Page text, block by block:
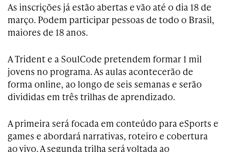
As inscrições já estão abertas e vão até o dia 18 de
março. Podem participar pessoas de todo o Brasil,
maiores de 18 anos.
A Trident e a SoulCode pretendem formar 1 mil
jovens no programa. As aulas acontecerão de
forma online, ao longo de seis semanas e serão
divididas em três trilhas de aprendizado.
A primeira será focada em conteúdo para eSports e
games e abordará narrativas, roteiro e cobertura
ao vivo. A segunda trilha será voltada ao